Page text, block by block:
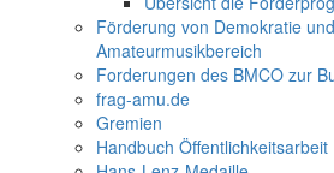
Förderung von Demokratie
Amateurmusikbereich
Forderungen des BMCO zur
frag-amu.de
Gremien
Handbuch Öffentlichkeitsarbeit